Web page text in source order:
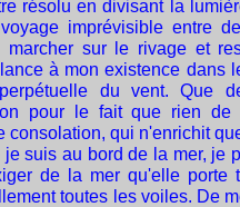
résolu en divisant la
imprévisible entre
marcher sur le rivage et
lance à mon existence dans
du vent. Que
pour le fait que rien
consolation, qui n'enrichit
suis au bord de la mer, je
de la mer qu'elle porte
toutes les voiles. De